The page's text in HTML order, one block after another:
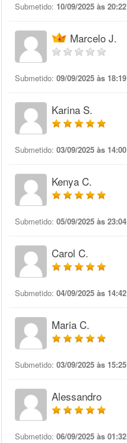
Submetido: 10/09/2025 às 20:22
Marcelo J.
Submetido: 09/09/2025 às 18:19
Karina S.
Submetido: 03/09/2025 às 14:00
Kenya C.
Submetido: 05/09/2025 às 23:04
Carol C.
Submetido: 04/09/2025 às 14:42
Maria C.
Submetido: 03/09/2025 às 15:25
Alessandro
Submetido: 06/09/2025 às 01:32